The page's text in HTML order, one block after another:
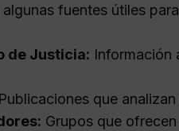
fuentes útiles
de Justicia: Información
Publicaciones que
Grupos que